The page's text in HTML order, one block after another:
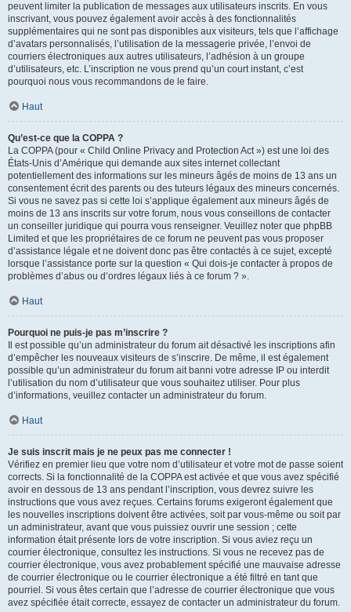
peuvent limiter la publication de messages aux utilisateurs inscrits. En vous
inscrivant, vous pouvez également avoir accès à des fonctionnalités
supplémentaires qui ne sont pas disponibles aux visiteurs, tels que l’affichage
d’avatars personnalisés, l’utilisation de la messagerie privée, l’envoi de
courriers électroniques aux autres utilisateurs, l’adhésion à un groupe
d’utilisateurs, etc. L’inscription ne vous prend qu’un court instant, c’est
pourquoi nous vous recommandons de le faire.
Haut
Qu’est-ce que la COPPA ?
La COPPA (pour « Child Online Privacy and Protection Act ») est une loi des
États-Unis d’Amérique qui demande aux sites internet collectant
potentiellement des informations sur les mineurs âgés de moins de 13 ans un
consentement écrit des parents ou des tuteurs légaux des mineurs concernés.
Si vous ne savez pas si cette loi s’applique également aux mineurs âgés de
moins de 13 ans inscrits sur votre forum, nous vous conseillons de contacter
un conseiller juridique qui pourra vous renseigner. Veuillez noter que phpBB
Limited et que les propriétaires de ce forum ne peuvent pas vous proposer
d’assistance légale et ne doivent donc pas être contactés à ce sujet, excepté
lorsque l’assistance porte sur la question « Qui dois-je contacter à propos de
problèmes d’abus ou d’ordres légaux liés à ce forum ? ».
Haut
Pourquoi ne puis-je pas m’inscrire ?
Il est possible qu’un administrateur du forum ait désactivé les inscriptions afin
d’empêcher les nouveaux visiteurs de s’inscrire. De même, il est également
possible qu’un administrateur du forum ait banni votre adresse IP ou interdit
l’utilisation du nom d’utilisateur que vous souhaitez utiliser. Pour plus
d’informations, veuillez contacter un administrateur du forum.
Haut
Je suis inscrit mais je ne peux pas me connecter !
Vérifiez en premier lieu que votre nom d’utilisateur et votre mot de passe soient
corrects. Si la fonctionnalité de la COPPA est activée et que vous avez spécifié
avoir en dessous de 13 ans pendant l’inscription, vous devrez suivre les
instructions que vous avez reçues. Certains forums exigeront également que
les nouvelles inscriptions doivent être activées, soit par vous-même ou soit par
un administrateur, avant que vous puissiez ouvrir une session ; cette
information était présente lors de votre inscription. Si vous aviez reçu un
courrier électronique, consultez les instructions. Si vous ne recevez pas de
courrier électronique, vous avez probablement spécifié une mauvaise adresse
de courrier électronique ou le courrier électronique a été filtré en tant que
pourriel. Si vous êtes certain que l’adresse de courrier électronique que vous
avez spécifiée était correcte, essayez de contacter un administrateur du forum.